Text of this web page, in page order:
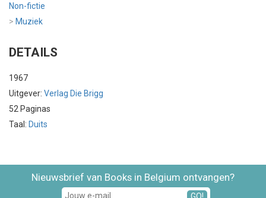
Non-fictie
> Muziek
DETAILS
1967
Uitgever: Verlag Die Brigg
52 Paginas
Taal: Duits
Nieuwsbrief van Books in Belgium ontvangen?
GO!